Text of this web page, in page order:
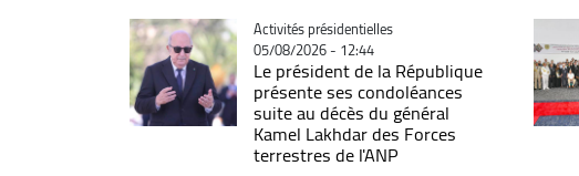
Catégorie
Activités présidentielles
05/08/2026 - 12:44
Le président de la République
présente ses condoléances
suite au décès du général
Kamel Lakhdar des Forces
terrestres de l'ANP